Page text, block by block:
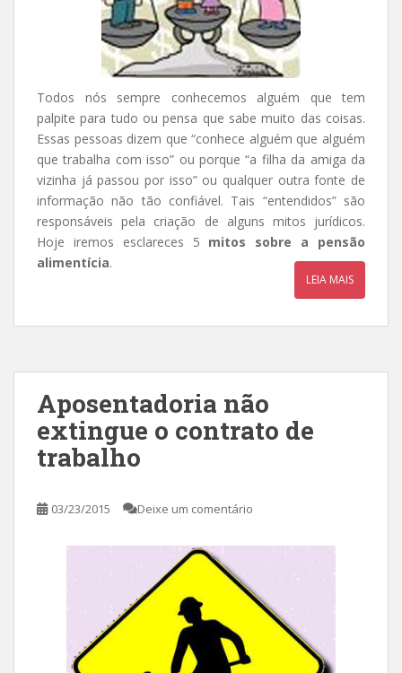
Todos nós sempre conhecemos alguém que tem
palpite para tudo ou pensa que sabe muito das coisas.
Essas pessoas dizem que “conhece alguém que alguém
que trabalha com isso” ou porque “a filha da amiga da
vizinha já passou por isso” ou qualquer outra fonte de
informação não tão confiável. Tais “entendidos” são
responsáveis pela criação de alguns mitos jurídicos.
Hoje iremos esclareces 5 mitos sobre a pensão
alimentícia.
LEIA MAIS
Aposentadoria não
extingue o contrato de
trabalho
03/23/2015 Deixe um comentário